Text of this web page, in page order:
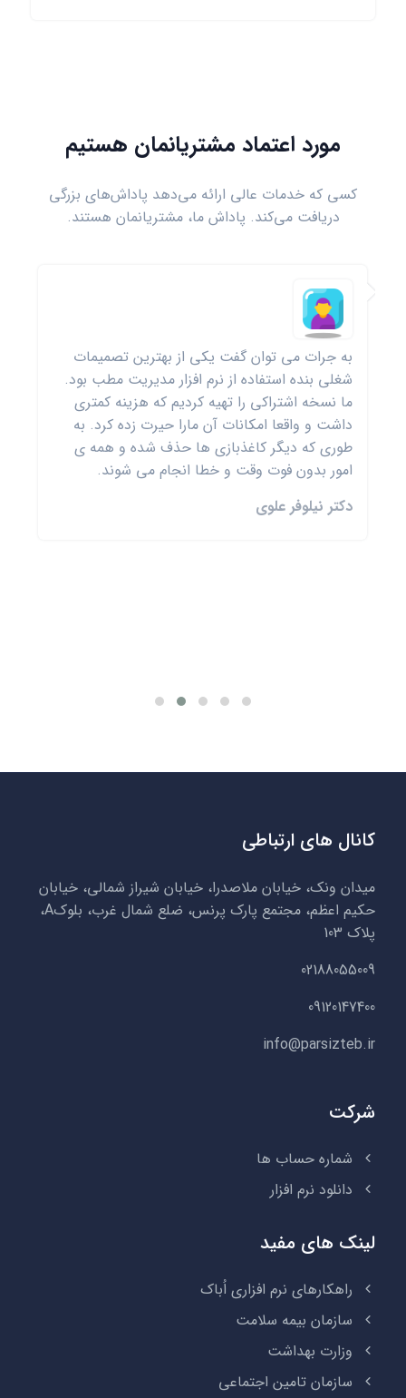
مورد اعتماد مشتریانمان هستیم
کسی که خدمات عالی ارائه می‌دهد پاداش‌های بزرگی
دریافت می‌کند. پاداش ما، مشتریانمان هستند.
همیشه نگران کار کردن با نرم افزار های پزشکی بودم
اما پارسیز طب با محیط کاربری بسیار ساده و راحت
ثابت کرد که بدونه هیچ پش زمینه ای و فقط با
کمی آموزش می توان به نرم افزار مدیریت مطب و
کلینیک اعتماد کرد تا اداره امور را بدست بگیرد.
بخش انبارداری درون نرم افزار خیلی به مدیریت
موجودی ها در مطب کمک کرد. مخصوصا برای
مطب های دندان پزشکی که از ملزومات زیادی
کانال های ارتباطی
میدان ونک، خیابان ملاصدرا، خیابان شیراز شمالی، خیابان
حکیم اعظم، مجتمع پارک پرنس، ضلع شمال غرب، بلوکA،
پلاک 103
02188055009
09120147400
info@parsizteb.ir
شرکت
شماره حساب ها
دانلود نرم افزار
لینک های مفید
راهکارهای نرم افزاری اُباک
سازمان بیمه سلامت
وزارت بهداشت
سازمان تامین اجتماعی